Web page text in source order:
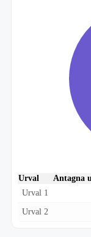
Urval Antagna
Urval 1
Urval 2